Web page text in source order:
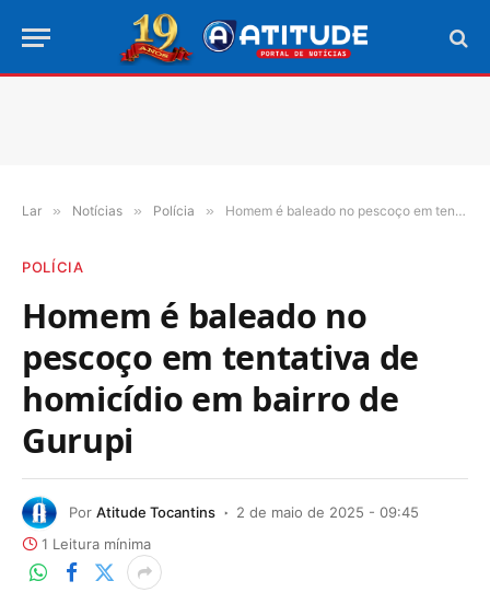
Lar » Notícias » Polícia » Homem é baleado no pescoço em tentativa de homicídio em bairro de Gurupi
POLÍCIA
Homem é baleado no
pescoço em tentativa de
homicídio em bairro de
Gurupi
Por Atitude Tocantins
2 de maio de 2025 - 09:45
1 Leitura mínima